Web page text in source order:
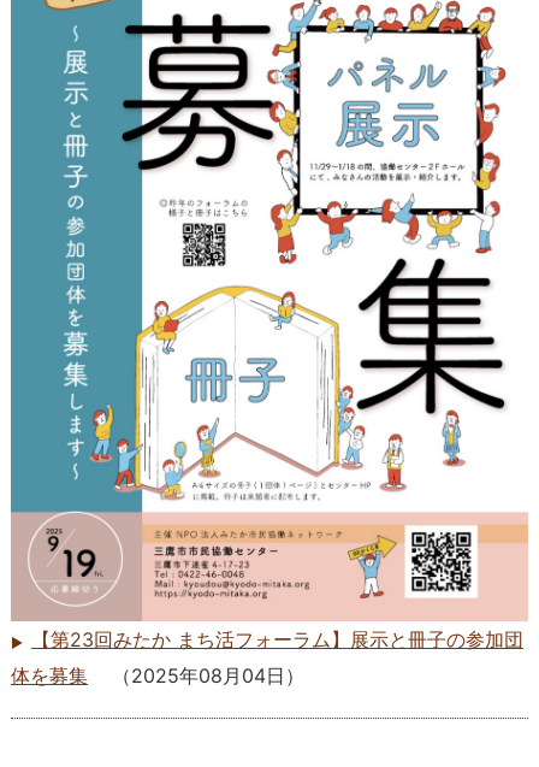
【第23回みたか まち活フォーラム】展示と冊子の参加団
体を募集
（2025年08月04日 ）